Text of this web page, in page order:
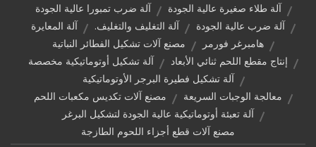
آلة طلاء صغيرة عالية الجودة
آلة ضرب تمبورا عالية الجودة
آلة ضرب عالية الجودة
آلة التغليف والتغليف.
آلة المعايرة
هامبرغر فورمر
مصنع آلات تشكيل الفطائر النباتية
إنتاج مقطع اللحم ثنائي الأبعاد
آلة تشكيل أوتوماتيكية مخصصة
آلة تشكيل فطيرة البرجر الأوتوماتيكية
معالجة الوجبات السريعة
مصنع آلات تكديس مكعبات اللحم
آلة تعبئة أوتوماتيكية عالية الجودة لتشكيل البرغر
مصنع آلات قطع أجزاء اللحوم الطازجة